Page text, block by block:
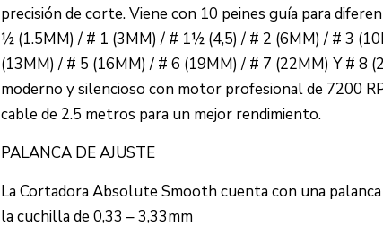
precisión de corte. Viene con 10 peines guía para
½ (1.5MM) / # 1 (3MM) / # 1½ (4,5) / # 2 (6MM) / # 3
(13MM) / # 5 (16MM) / # 6 (19MM) / # 7 (22MM) Y # 8
moderno y silencioso con motor profesional de 7200
cable de 2.5 metros para un mejor rendimiento.
PALANCA DE AJUSTE
La Cortadora Absolute Smooth cuenta con una palanca
la cuchilla de 0,33 – 3,33mm